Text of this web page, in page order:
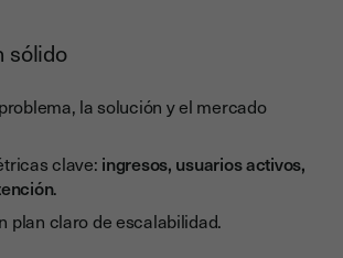
sólido
la solución y el mercado
clave: ingresos, usuarios activos,
.
plan claro de escalabilidad.